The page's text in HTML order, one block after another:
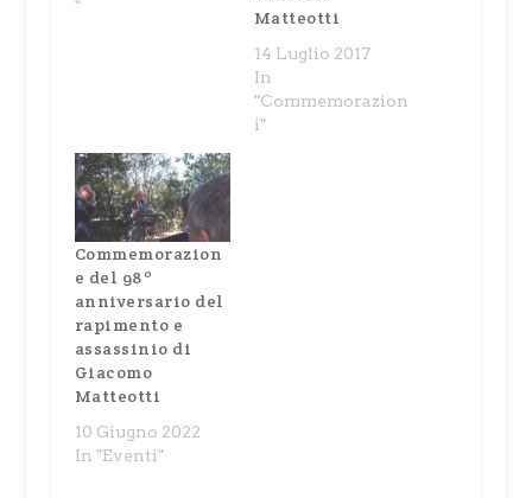
"
Matteotti
14 Luglio 2017
In
"Commemorazion
i"
Commemorazion
e del 98º
anniversario del
rapimento e
assassinio di
Giacomo
Matteotti
10 Giugno 2022
In "Eventi"